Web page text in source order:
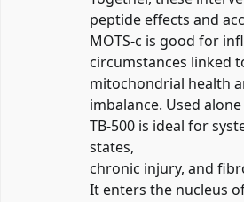
peptide effects and
MOTS-c is good for
circumstances linked
mitochondrial health
imbalance. Used
TB-500 is ideal for
states,
chronic injury, and
It enters the nucleus